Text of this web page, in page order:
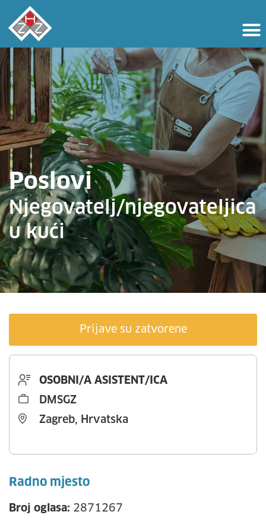
Poslovi
Njegovatelj/njegovateljica
u kući
Prijave su zatvorene
OSOBNI/A ASISTENT/ICA
DMSGZ
Zagreb, Hrvatska
Radno mjesto
Broj oglasa: 2871267